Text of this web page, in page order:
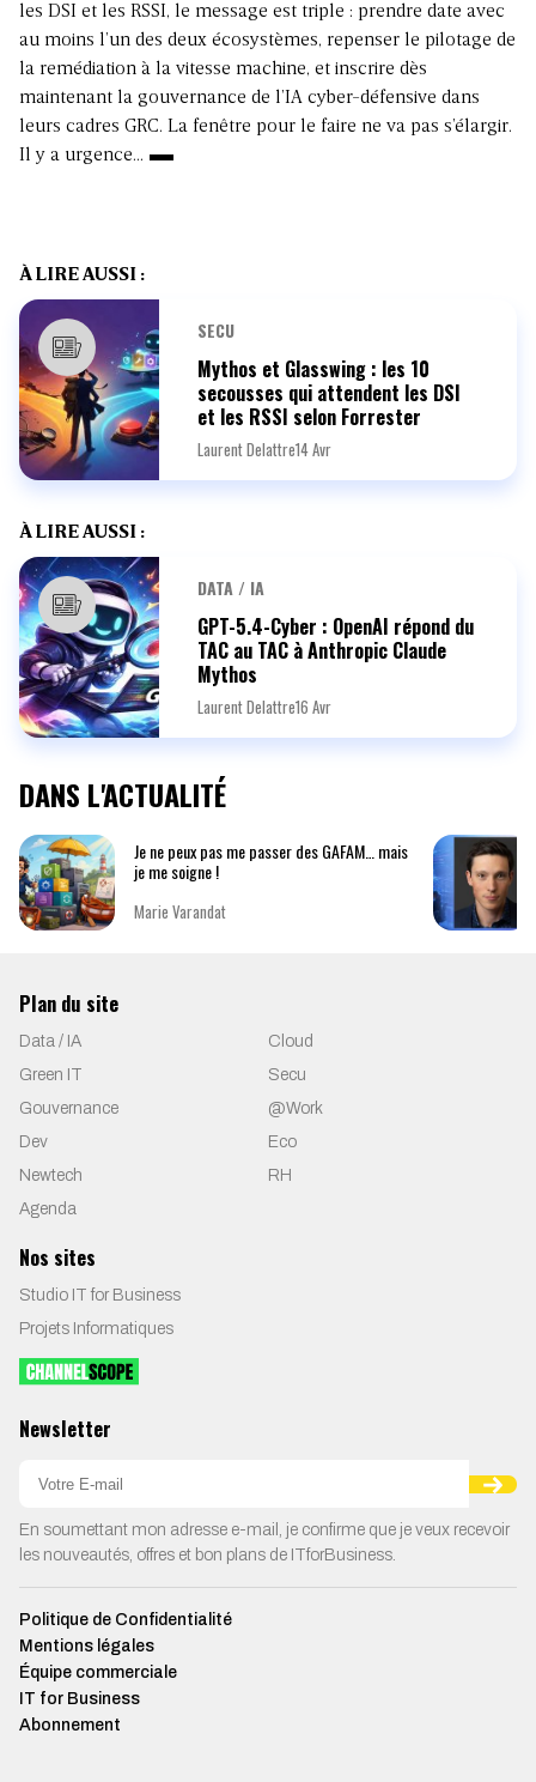
les DSI et les RSSI, le message est triple : prendre date avec
au moins l’un des deux écosystèmes, repenser le pilotage de
la remédiation à la vitesse machine, et inscrire dès
maintenant la gouvernance de l’IA cyber-défensive dans
leurs cadres GRC. La fenêtre pour le faire ne va pas s’élargir.
Il y a urgence…
À LIRE AUSSI :
SECU
Mythos et Glasswing : les 10
secousses qui attendent les DSI
et les RSSI selon Forrester
Laurent Delattre14 Avr
À LIRE AUSSI :
DATA / IA
GPT-5.4-Cyber : OpenAI répond du
TAC au TAC à Anthropic Claude
Mythos
Laurent Delattre16 Avr
DANS L'ACTUALITÉ
Je ne peux pas me passer des GAFAM… mais
je me soigne !
Marie Varandat
Plan du site
Data / IA
Cloud
Green IT
Secu
Gouvernance
@Work
Dev
Eco
Newtech
RH
Agenda
Nos sites
Studio IT for Business
Projets Informatiques
Newsletter
En soumettant mon adresse e-mail, je confirme que je veux recevoir
les nouveautés, offres et bon plans de ITforBusiness.
Politique de Confidentialité
Mentions légales
Équipe commerciale
IT for Business
Abonnement